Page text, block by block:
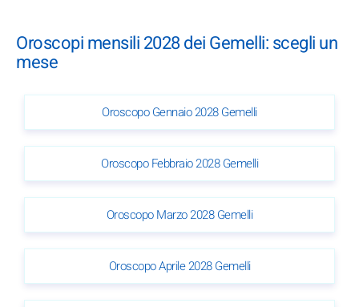
Oroscopi mensili 2028 dei Gemelli: scegli un
mese
Oroscopo Gennaio 2028 Gemelli
Oroscopo Febbraio 2028 Gemelli
Oroscopo Marzo 2028 Gemelli
Oroscopo Aprile 2028 Gemelli